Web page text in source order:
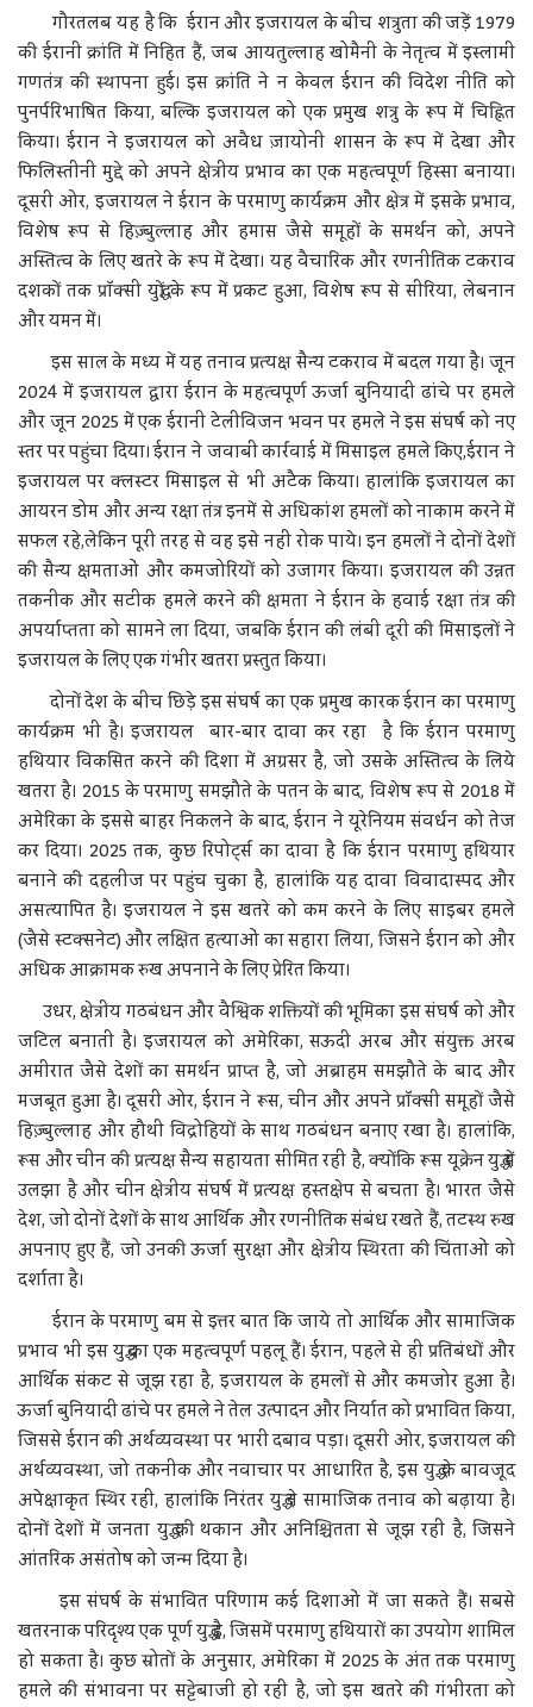
गौरतलब यह है कि ईरान और इजरायल के बीच शत्रुता की जड़ें 1979
की ईरानी क्रांति में निहित हैं, जब आयतुल्लाह खोमैनी के नेतृत्व में इस्लामी
गणतंत्र की स्थापना हुई। इस क्रांति ने न केवल ईरान की विदेश नीति को
पुनर्परिभाषित किया, बल्कि इजरायल को एक प्रमुख शत्रु के रूप में चिह्नित
किया। ईरान ने इजरायल को अवैध ज़ायोनी शासन के रूप में देखा और
फिलिस्तीनी मुद्दे को अपने क्षेत्रीय प्रभाव का एक महत्वपूर्ण हिस्सा बनाया।
दूसरी ओर, इजरायल ने ईरान के परमाणु कार्यक्रम और क्षेत्र में इसके प्रभाव,
विशेष रूप से हिज़्बुल्लाह और हमास जैसे समूहों के समर्थन को, अपने
अस्तित्व के लिए खतरे के रूप में देखा। यह वैचारिक और रणनीतिक टकराव
दशकों तक प्रॉक्सी युद्धों के रूप में प्रकट हुआ, विशेष रूप से सीरिया, लेबनान
और यमन में।
इस साल के मध्य में यह तनाव प्रत्यक्ष सैन्य टकराव में बदल गया है। जून
2024 में इजरायल द्वारा ईरान के महत्वपूर्ण ऊर्जा बुनियादी ढांचे पर हमले
और जून 2025 में एक ईरानी टेलीविजन भवन पर हमले ने इस संघर्ष को नए
स्तर पर पहुंचा दिया। ईरान ने जवाबी कार्रवाई में मिसाइल हमले किए,ईरान ने
इजरायल पर क्लस्टर मिसाइल से भी अटैक किया। हालांकि इजरायल का
आयरन डोम और अन्य रक्षा तंत्र इनमें से अधिकांश हमलों को नाकाम करने में
सफल रहे,लेकिन पूरी तरह से वह इसे नहीं रोक पाये। इन हमलों ने दोनों देशों
की सैन्य क्षमताओं और कमजोरियों को उजागर किया। इजरायल की उन्नत
तकनीक और सटीक हमले करने की क्षमता ने ईरान के हवाई रक्षा तंत्र की
अपर्याप्तता को सामने ला दिया, जबकि ईरान की लंबी दूरी की मिसाइलों ने
इजरायल के लिए एक गंभीर खतरा प्रस्तुत किया।
दोनों देश के बीच छिड़े इस संघर्ष का एक प्रमुख कारक ईरान का परमाणु
कार्यक्रम भी है। इजरायल बार-बार दावा कर रहा है कि ईरान परमाणु
हथियार विकसित करने की दिशा में अग्रसर है, जो उसके अस्तित्व के लिये
खतरा है। 2015 के परमाणु समझौते के पतन के बाद, विशेष रूप से 2018 में
अमेरिका के इससे बाहर निकलने के बाद, ईरान ने यूरेनियम संवर्धन को तेज
कर दिया। 2025 तक, कुछ रिपोर्ट्स का दावा है कि ईरान परमाणु हथियार
बनाने की दहलीज पर पहुंच चुका है, हालांकि यह दावा विवादास्पद और
असत्यापित है। इजरायल ने इस खतरे को कम करने के लिए साइबर हमले
(जैसे स्टक्सनेट) और लक्षित हत्याओं का सहारा लिया, जिसने ईरान को और
अधिक आक्रामक रुख अपनाने के लिए प्रेरित किया।
उधर, क्षेत्रीय गठबंधन और वैश्विक शक्तियों की भूमिका इस संघर्ष को और
जटिल बनाती है। इजरायल को अमेरिका, सऊदी अरब और संयुक्त अरब
अमीरात जैसे देशों का समर्थन प्राप्त है, जो अब्राहम समझौते के बाद और
मजबूत हुआ है। दूसरी ओर, ईरान ने रूस, चीन और अपने प्रॉक्सी समूहों जैसे
हिज़्बुल्लाह और हौथी विद्रोहियों के साथ गठबंधन बनाए रखा है। हालांकि,
रूस और चीन की प्रत्यक्ष सैन्य सहायता सीमित रही है, क्योंकि रूस यूक्रेन युद्ध में
उलझा है और चीन क्षेत्रीय संघर्ष में प्रत्यक्ष हस्तक्षेप से बचता है। भारत जैसे
देश, जो दोनों देशों के साथ आर्थिक और रणनीतिक संबंध रखते हैं, तटस्थ रुख
अपनाए हुए हैं, जो उनकी ऊर्जा सुरक्षा और क्षेत्रीय स्थिरता की चिंताओं को
दर्शाता है।
ईरान के परमाणु बम से इत्तर बात कि जाये तो आर्थिक और सामाजिक
प्रभाव भी इस युद्ध का एक महत्वपूर्ण पहलू हैं। ईरान, पहले से ही प्रतिबंधों और
आर्थिक संकट से जूझ रहा है, इजरायल के हमलों से और कमजोर हुआ है।
ऊर्जा बुनियादी ढांचे पर हमले ने तेल उत्पादन और निर्यात को प्रभावित किया,
जिससे ईरान की अर्थव्यवस्था पर भारी दबाव पड़ा। दूसरी ओर, इजरायल की
अर्थव्यवस्था, जो तकनीक और नवाचार पर आधारित है, इस युद्ध के बावजूद
अपेक्षाकृत स्थिर रही, हालांकि निरंतर युद्ध ने सामाजिक तनाव को बढ़ाया है।
दोनों देशों में जनता युद्ध की थकान और अनिश्चितता से जूझ रही है, जिसने
आंतरिक असंतोष को जन्म दिया है।
इस संघर्ष के संभावित परिणाम कई दिशाओं में जा सकते हैं। सबसे
खतरनाक परिदृश्य एक पूर्ण युद्ध है, जिसमें परमाणु हथियारों का उपयोग शामिल
हो सकता है। कुछ स्रोतों के अनुसार, अमेरिका में 2025 के अंत तक परमाणु
हमले की संभावना पर सट्टेबाजी हो रही है, जो इस खतरे की गंभीरता को